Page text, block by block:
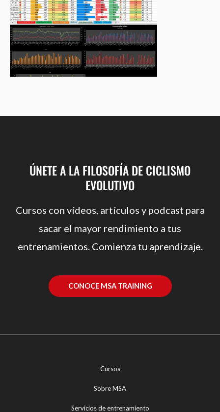
ÚNETE A LA FILOSOFÍA DE CICLISMO
EVOLUTIVO
Cursos con vídeos, artículos y podcast para
sacar el mayor rendimiento a tus
entrenamientos. Comienza tu aprendizaje.
CONOCE MSA TRAINING
Cursos
Sobre MSA
Servicios de entrenamiento